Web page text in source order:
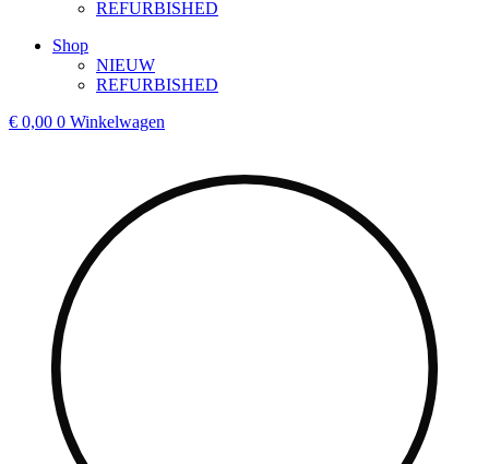
REFURBISHED
Shop
NIEUW
REFURBISHED
€ 0,00 0 Winkelwagen